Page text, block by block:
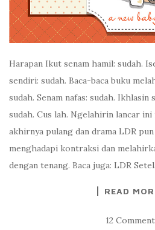
Harapan Ikut senam hamil: sudah.
sendiri: sudah. Baca-baca buku
sudah. Senam nafas: sudah. Ikhlasin
sudah. Cus lah. Ngelahirin lancar ini
akhirnya pulang dan drama LDR pun
menghadapi kontraksi dan
dengan tenang. Baca juga: LDR
READ
12